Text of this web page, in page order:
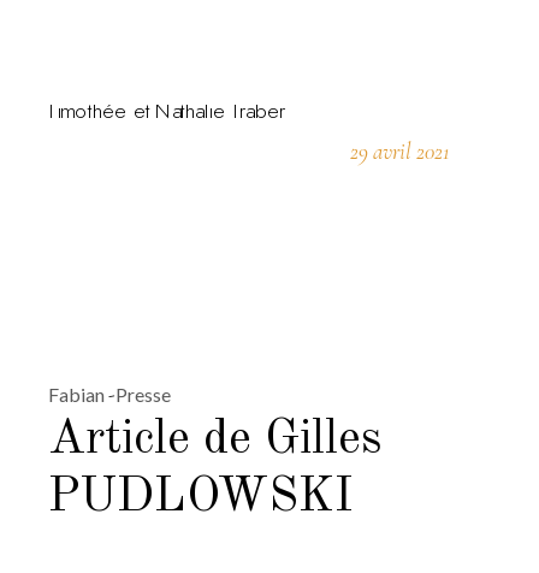
29 avril 2021
Fabian Presse
Article de Gilles
PUDLOWSKI